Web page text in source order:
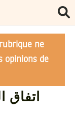
ne
opinions de
اتفاق